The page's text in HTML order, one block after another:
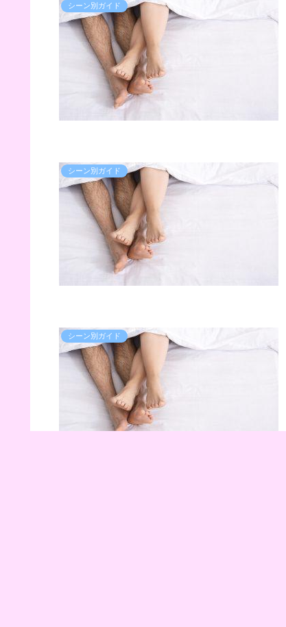
シーン別ガイド
シーン別ガイド
シーン別ガイド